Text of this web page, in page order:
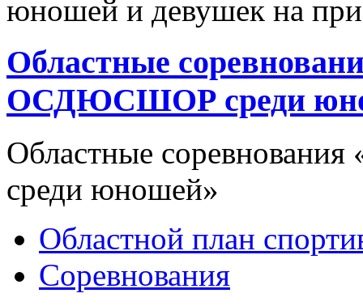
юношей и девушек на
Областные
ОСДЮСШОР среди
Областные
среди юношей»
Областной план
Соревнования